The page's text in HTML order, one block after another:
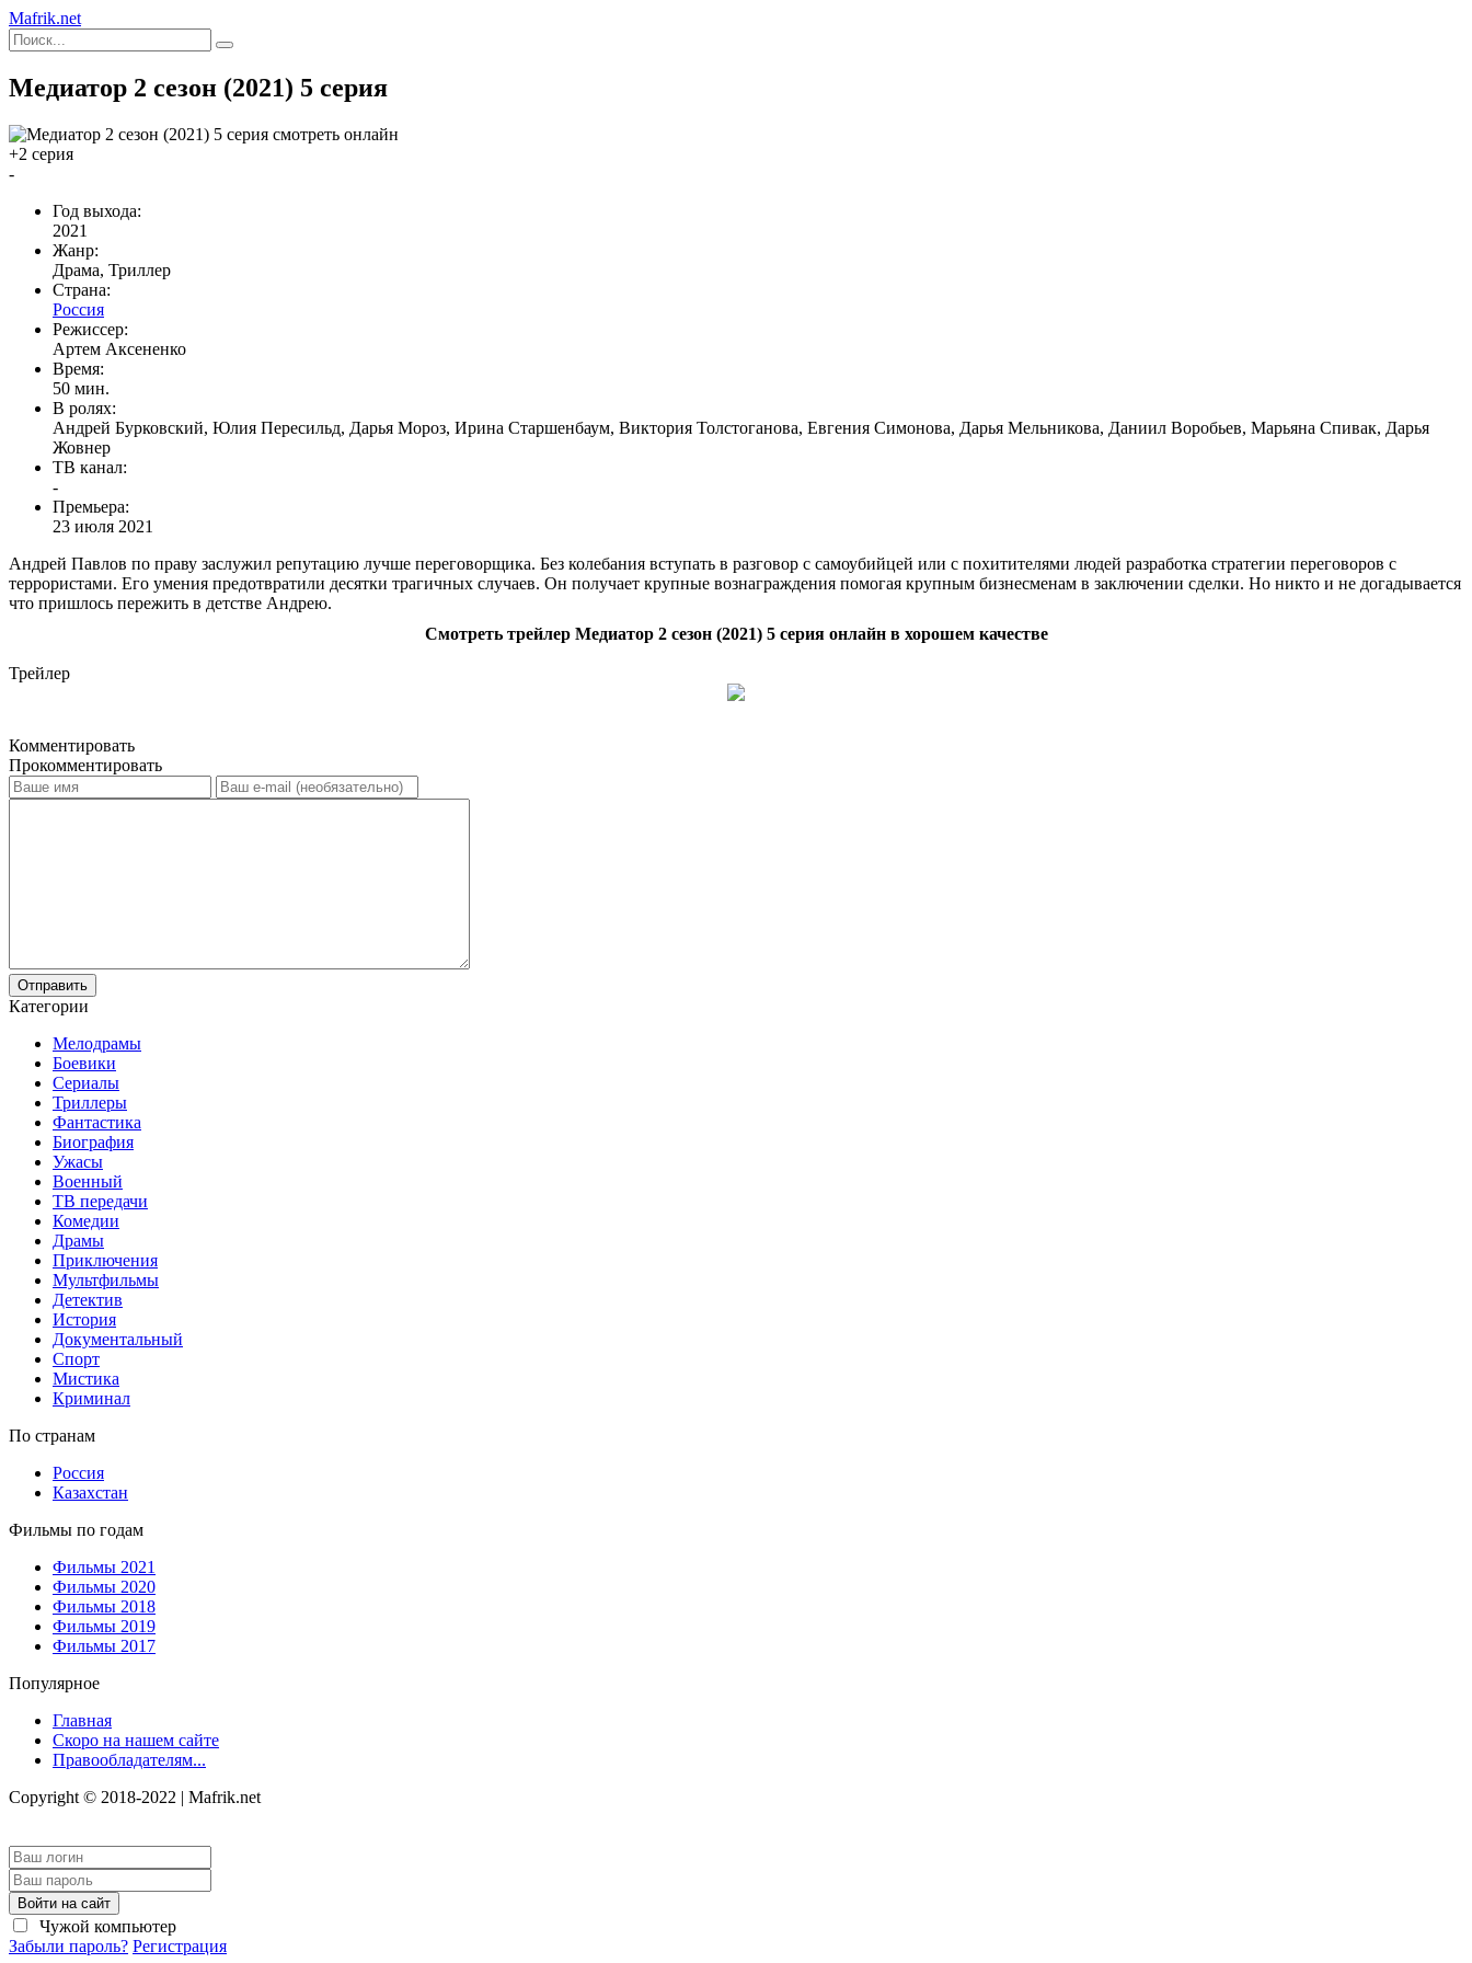
Mafrik.net
Медиатор 2 сезон (2021) 5 серия
+2 серия
-
Год выхода:
2021
Жанр:
Драма, Триллер
Страна:
Россия
Режиссер:
Артем Аксененко
Время:
50 мин.
В ролях:
Андрей Бурковский, Юлия Пересильд, Дарья Мороз, Ирина Старшенбаум, Виктория Толстоганова, Евгения Симонова, Дарья Мельникова, Даниил Воробьев, Марьяна Спивак, Дарья
Жовнер
ТВ канал:
-
Премьера:
23 июля 2021
Андрей Павлов по праву заслужил репутацию лучше переговорщика. Без колебания вступать в разговор с самоубийцей или с похитителями людей разработка стратегии переговоров с
террористами. Его умения предотвратили десятки трагичных случаев. Он получает крупные вознаграждения помогая крупным бизнесменам в заключении сделки. Но никто и не догадывается
что пришлось пережить в детстве Андрею.
Смотреть трейлер Медиатор 2 сезон (2021) 5 серия онлайн в хорошем качестве
Трейлер
Комментировать
Прокомментировать
Отправить
Категории
Мелодрамы
Боевики
Сериалы
Триллеры
Фантастика
Биография
Ужасы
Военный
ТВ передачи
Комедии
Драмы
Приключения
Мультфильмы
Детектив
История
Документальный
Спорт
Мистика
Криминал
По странам
Россия
Казахстан
Фильмы по годам
Фильмы 2021
Фильмы 2020
Фильмы 2018
Фильмы 2019
Фильмы 2017
Популярное
Главная
Скоро на нашем сайте
Правообладателям...
Copyright © 2018-2022 | Mafrik.net
Войти на сайт
Чужой компьютер
Забыли пароль? Регистрация